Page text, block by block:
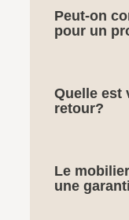
Peut-on
pour un
Quelle est
retour?
Le
une